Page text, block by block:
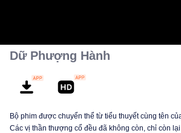
Dữ Phượng Hành
Bộ phim được chuyển thể từ tiểu thuyết cùng tên
Các vị thần thượng cổ đều đã không còn, chỉ còn